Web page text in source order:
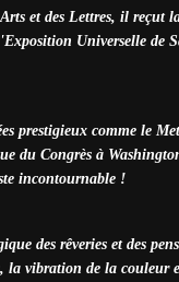
et des Lettres, il reçut
Universelle de
prestigieux comme le
du Congrès à
incontournable !
des rêveries et des
la vibration de la couleur